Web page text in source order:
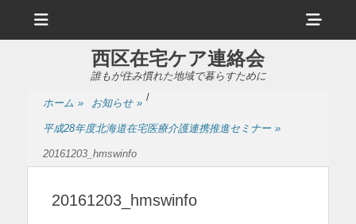
ュ
ヘ
ッ
ド
西区在宅ケア連絡会
誰もが住み慣れた地域で暮らすために
ホーム » お知らせ » /
平成28年度北海道在宅医療介護連携推進セミナー »
20161203_hmswinfo
20161203_hmswinfo